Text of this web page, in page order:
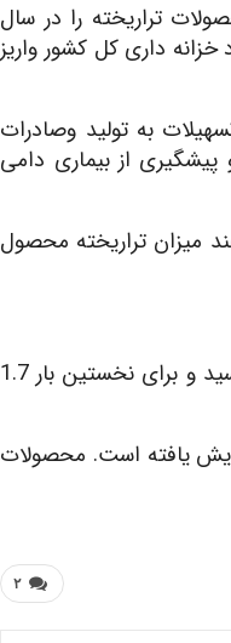
گمرکی سال 1396 تعرفه واردات محصولات تراریخته را در سال
نزد خزانه داری کل کشور واریز
به تولید وصادرات
از بیماری دامی
میزان تراریخته محصول
محصولات تراریخته نخستین بار در دنیا (در آمریکا و چین) در سال 1996 به تولید تجاری رسید و برای نخستین بار 1.7
به بالای 181 میلیون هکتار یعنی بیش از 14برابر افزایش یافته است. محصولات
۲